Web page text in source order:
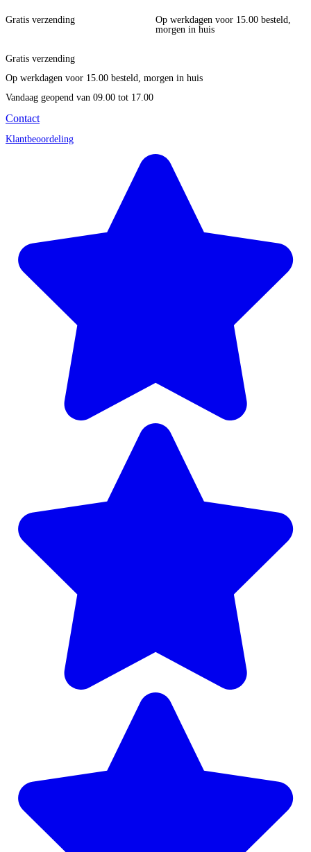
Gratis verzending
Op werkdagen voor 15.00 besteld,
morgen in huis
Gratis verzending
Op werkdagen voor 15.00 besteld, morgen in huis
Vandaag geopend van 09.00 tot 17.00
Contact
Klantbeoordeling